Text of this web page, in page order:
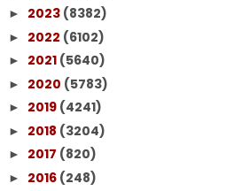
► 2023 (8382)
► 2022 (6102)
► 2021 (5640)
► 2020 (5783)
► 2019 (4241)
► 2018 (3204)
► 2017 (820)
► 2016 (248)